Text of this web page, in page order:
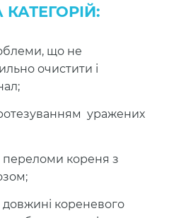
КАТЕГОРІЙ:
що не
очистити і
уражених
переломи кореня з
кореневого